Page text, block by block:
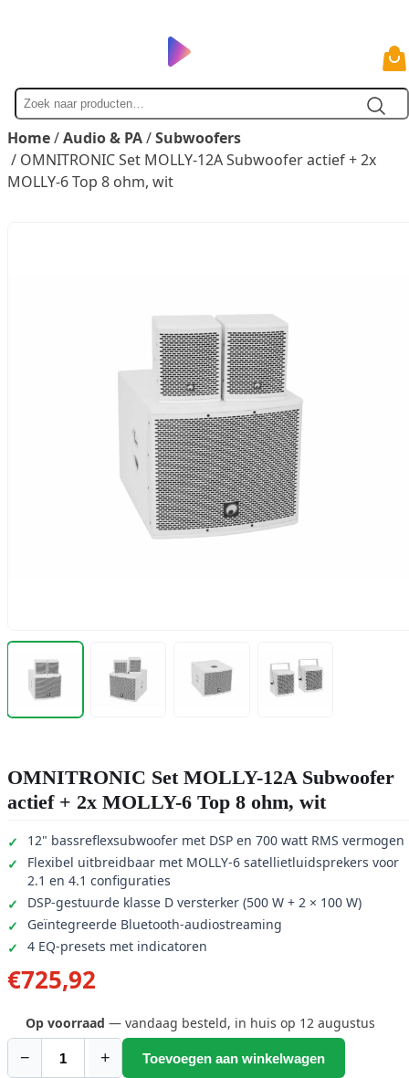
Zoek
naar
Home/Audio & PA/Subwoofers
/ OMNITRONIC Set MOLLY-12A Subwoofer actief + 2x
MOLLY-6 Top 8 ohm, wit
OMNITRONIC Set MOLLY-12A Subwoofer
actief + 2x MOLLY-6 Top 8 ohm, wit
12" bassreflexsubwoofer met DSP en 700 watt RMS vermogen
Flexibel uitbreidbaar met MOLLY-6 satellietluidsprekers voor
2.1 en 4.1 configuraties
DSP-gestuurde klasse D versterker (500 W + 2 × 100 W)
Geïntegreerde Bluetooth-audiostreaming
4 EQ-presets met indicatoren
€725,92
Op voorraad — vandaag besteld, in huis op 12 augustus
−
OMNITRONIC
+ Toevoegen aan winkelwagen